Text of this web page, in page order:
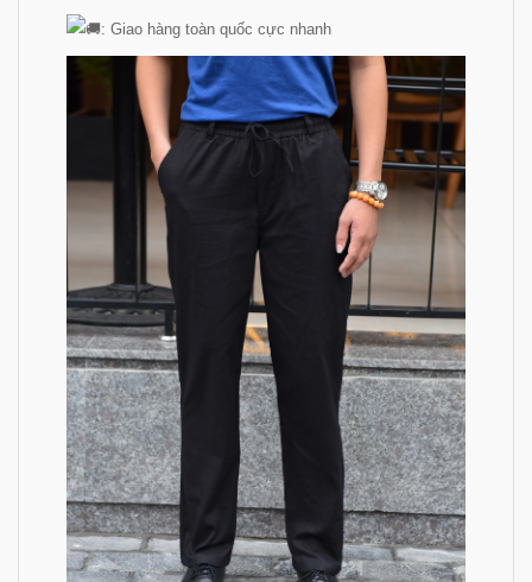
: Giao hàng toàn quốc cực nhanh